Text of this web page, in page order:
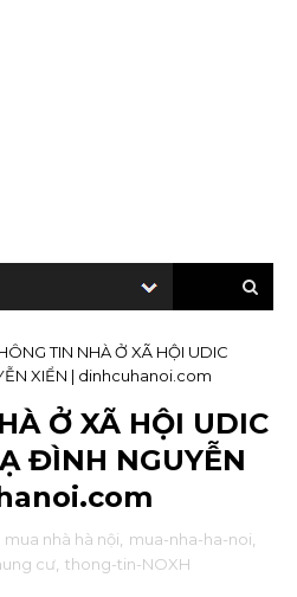
TIN NHÀ Ở XÃ HỘI UDIC
XIỂN | dinhcuhanoi.com
Ở XÃ HỘI UDIC
ĐÌNH NGUYỄN
mua nhà hà nội mua-nha-ha-noi
cư thong-tin-NOXH